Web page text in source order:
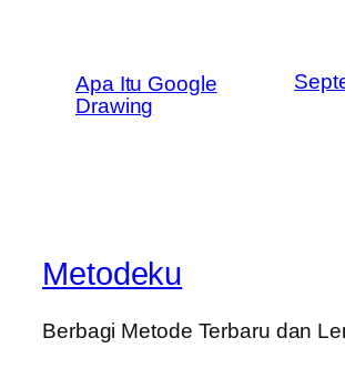
Apa Itu Google
Drawing
Metodeku
Berbagi Metode Terbaru dan